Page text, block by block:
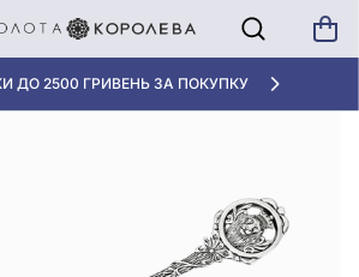
ДО 2500 ГРИВЕНЬ ЗА ПОКУПКУ
для кави